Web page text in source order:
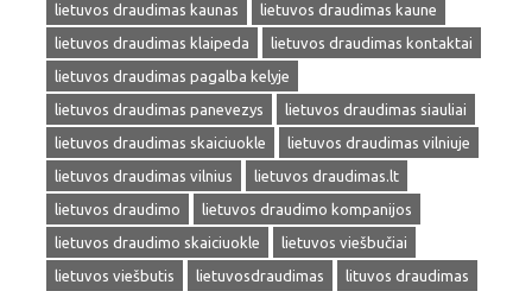
lietuvos draudimas kaunas
lietuvos draudimas kaune
lietuvos draudimas klaipeda
lietuvos draudimas kontaktai
lietuvos draudimas pagalba kelyje
lietuvos draudimas panevezys
lietuvos draudimas siauliai
lietuvos draudimas skaiciuokle
lietuvos draudimas vilniuje
lietuvos draudimas vilnius
lietuvos draudimas.lt
lietuvos draudimo
lietuvos draudimo kompanijos
lietuvos draudimo skaiciuokle
lietuvos viešbučiai
lietuvos viešbutis
lietuvosdraudimas
lituvos draudimas